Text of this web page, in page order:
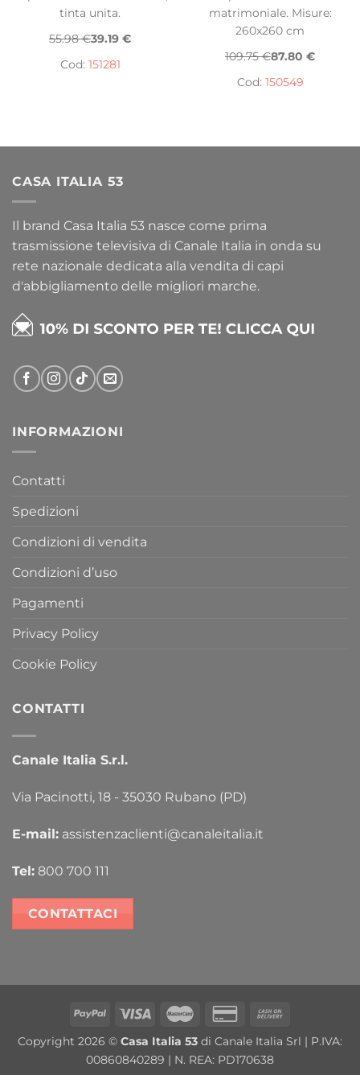
tinta unita.
55.98 €39.19 €
Cod: 151281
matrimoniale. Misure:
260x260 cm
109.75 €87.80 €
Cod: 150549
CASA ITALIA 53
Il brand Casa Italia 53 nasce come prima
trasmissione televisiva di Canale Italia in onda su
rete nazionale dedicata alla vendita di capi
d'abbigliamento delle migliori marche.
INFORMAZIONI
Contatti
Spedizioni
Condizioni di vendita
Condizioni d’uso
Pagamenti
Privacy Policy
Cookie Policy
CONTATTI
Canale Italia S.r.l.
Via Pacinotti, 18 - 35030 Rubano (PD)
E-mail: assistenzaclienti@canaleitalia.it
Tel: 800 700 111
CONTATTACI
PayPal Visa MasterCardCredit
2
Delivery
Copyright 2026 © Casa Italia 53 di Canale Italia Srl | P.IVA:
00860840289 | N. REA: PD170638